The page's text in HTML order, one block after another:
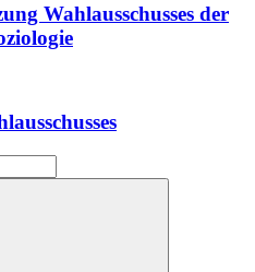
Wahlausschusses der